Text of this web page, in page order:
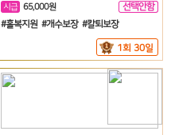
시급 65,000원
선택안함
#홀복지원 #개수보장 #칼퇴보장
1회 30일